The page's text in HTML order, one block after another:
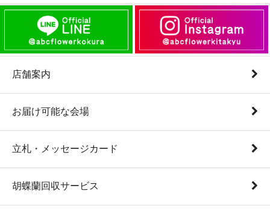
店舗案内
お届け可能な会場
立札・メッセージカード
胡蝶蘭回収サービス